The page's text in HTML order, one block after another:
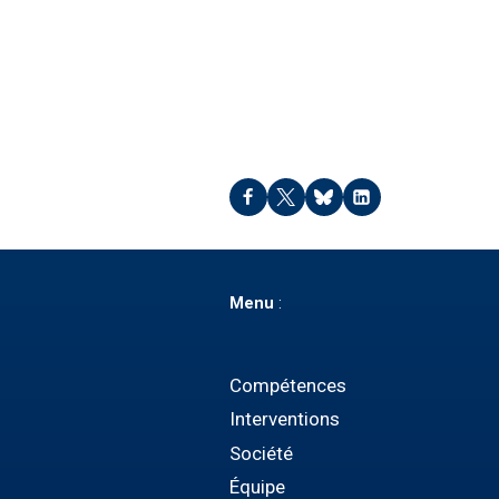
Menu :
Compétences
Interventions
Société
Équipe